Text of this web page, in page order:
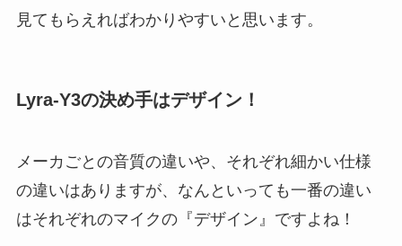
見てもらえればわかりやすいと思います。
Lyra-Y3の決め手はデザイン！
メーカごとの音質の違いや、それぞれ細かい仕様
の違いはありますが、なんといっても一番の違い
はそれぞれのマイクの『デザイン』ですよね！